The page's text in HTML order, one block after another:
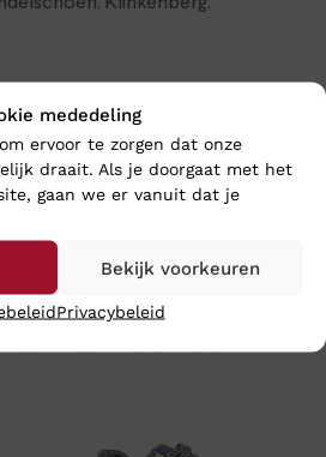
mededeling
ervoor te zorgen dat onze
draait. Als je doorgaat met het
gaan we er vanuit dat je
Bekijk voorkeuren
Privacybeleid